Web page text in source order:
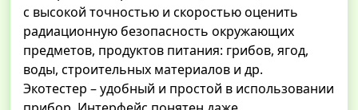
с высокой точностью и скоростью оценить
радиационную безопасность окружающих
предметов, продуктов питания: грибов, ягод,
воды, строительных материалов и др.
Экотестер – удобный и простой в использовании